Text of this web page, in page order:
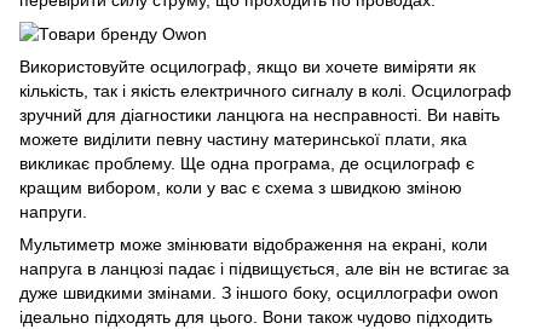
Використовуйте осцилограф, якщо ви хочете виміряти як
кількість, так і якість електричного сигналу в колі. Осцилограф
зручний для діагностики ланцюга на несправності. Ви навіть
можете виділити певну частину материнської плати, яка
викликає проблему. Ще одна програма, де осцилограф є
кращим вибором, коли у вас є схема з швидкою зміною
напруги.
Мультиметр може змінювати відображення на екрані, коли
напруга в ланцюзі падає і підвищується, але він не встигає за
дуже швидкими змінами. З іншого боку, осциллографи owon
ідеально підходять для цього. Вони також чудово підходить